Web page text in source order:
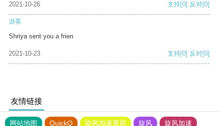
2021-10-26 支持[0] 反对[0]
游客
Shriya sent you a frien
2021-10-23 支持[0] 反对[0]
友情链接
网站地图 QuickQ 旋风加速度器 旋风 旋风加速